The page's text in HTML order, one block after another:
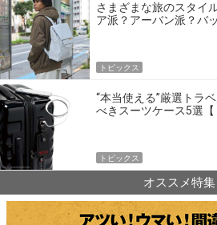
さまざまな旅のスタイ
ア派？アーバン派？バ
トピックス
“本当使える”厳選トラ
べきスーツケース5選
トピックス
オススメ特集